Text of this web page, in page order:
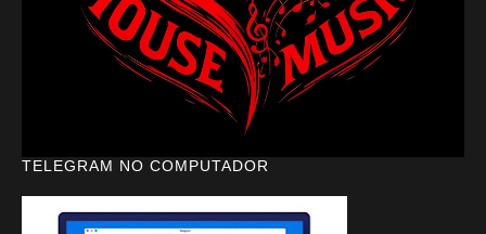
TELEGRAM NO COMPUTADOR